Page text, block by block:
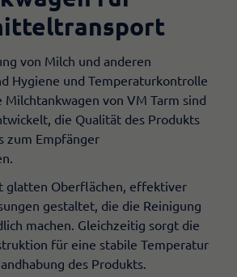
von Milch und anderen
Hygiene und Temperaturkontrolle
Milchtankwagen von VM Tarm sind
die Qualität des Produkts
zum Empfänger
glatten Oberflächen, effektiver
gestaltet, die die Reinigung
machen. Gleichzeitig sorgt die
für eine stabile Temperatur
des Produkts.